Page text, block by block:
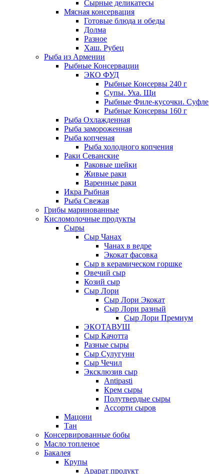
Сырные деликатесы
Мясная консервация
Готовые блюда и обеды
Долма
Разное
Хаш. Рубец
Рыба из Армении
Рыбные Консервации
ЭКО ФУД
Рыбные Консервы 240 г
Супы. Уха. Щи
Рыбные Филе-кусочки. Суфле
Рыбные Консервы 160 г
Рыба Охлажденная
Рыба замороженная
Рыба копченая
Рыба холодного копчения
Раки Севанские
Раковые шейки
Живые раки
Варенные раки
Икра Рыбная
Рыба Свежая
Грибы маринованные
Кисломолочные продукты
Сыры
Сыр Чанах
Чанах в ведре
Экокат фасовка
Сыр в керамическом горшке
Овечий сыр
Козий сыр
Сыр Лори
Сыр Лори Экокат
Сыр Лори разный
Сыр Лори Премиум
ЭКОТАВУШ
Сыр Качотта
Разные сыры
Сыр Сулугуни
Сыр Чечил
Эксклюзив сыр
Antipasti
Крем сыры
Полутвердые сыры
Ассорти сыров
Мацони
Тан
Консервированные бобы
Масло топленое
Бакалея
Крупы
Арарат продукт